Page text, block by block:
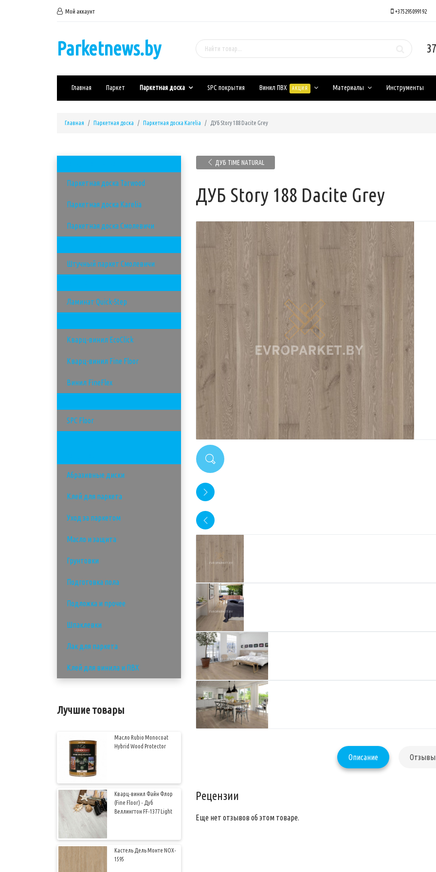
Мой аккаунт +375295099192
Parketnews.by
Главная Паркет Паркетная доска SPC покрытия Винил ПВХ АКЦИЯ Материалы Инструменты
Главная Паркетная доска Паркетная доска Karelia ДУБ Story 188 Dacite Grey
Паркетная доска Tarwood
Паркетная доска Karelia
Паркетная доска Смолевичи
Штучный паркет Смолевичи
Ламинат Quick-Step
Кварц-винил EcoClick
Кварц-винил Fine Floor
Винил FineFlex
SPC Floor
Абразивные диски
Клей для паркета
Уход за паркетом
Масло и защита
Грунтовки
Подготовка пола
Подложка и прочее
Шпаклевки
Лак для паркета
Клей для винила и ПВХ
Лучшие товары
Масло Rubio Monocoat
Hybrid Wood Protector
Кварц-винил Файн Флор
(Fine Floor) - Дуб
Веллингтон FF-1377 Light
Кастель Дель Монте NOX-
1595
ДУБ TIME NATURAL
ДУБ Story 188 Dacite Grey
Описание Отзывы
Рецензии
Еще нет отзывов об этом товаре.